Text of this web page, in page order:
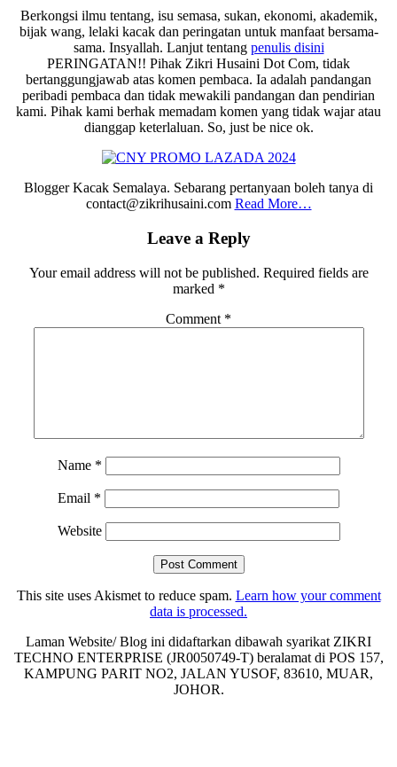
Berkongsi ilmu tentang, isu semasa, sukan, ekonomi, akademik,
bijak wang, lelaki kacak dan peringatan untuk manfaat bersama-
sama. Insyallah. Lanjut tentang penulis disini
PERINGATAN!! Pihak Zikri Husaini Dot Com, tidak
bertanggungjawab atas komen pembaca. Ia adalah pandangan
peribadi pembaca dan tidak mewakili pandangan dan pendirian
kami. Pihak kami berhak memadam komen yang tidak wajar atau
dianggap keterlaluan. So, just be nice ok.
Blogger Kacak Semalaya. Sebarang pertanyaan boleh tanya di
contact@zikrihusaini.com Read More…
Leave a Reply
Your email address will not be published. Required fields are
marked *
Comment *
Name *
Email *
Website
This site uses Akismet to reduce spam. Learn how your comment
data is processed.
Laman Website/ Blog ini didaftarkan dibawah syarikat ZIKRI
TECHNO ENTERPRISE (JR0050749-T) beralamat di POS 157,
KAMPUNG PARIT NO2, JALAN YUSOF, 83610, MUAR,
JOHOR.